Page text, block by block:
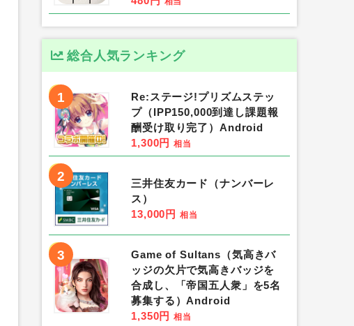
総合人気ランキング
1
Re:ステージ!プリズムステッ
プ（IPP150,000到達し課題報
酬受け取り完了）Android
1,300円 相当
2
三井住友カード（ナンバーレ
ス）
13,000円 相当
3
Game of Sultans（気高きバ
ッジの欠片で気高きバッジを
合成し、「帝国五人衆」を5名
募集する）Android
1,350円 相当